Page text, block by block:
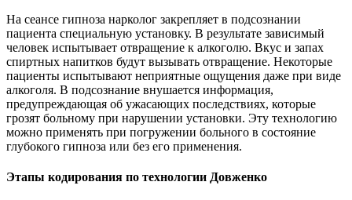
На сеансе гипноза нарколог закрепляет в подсознании
пациента специальную установку. В результате зависимый
человек испытывает отвращение к алкоголю. Вкус и запах
спиртных напитков будут вызывать отвращение. Некоторые
пациенты испытывают неприятные ощущения даже при виде
алкоголя. В подсознание внушается информация,
предупреждающая об ужасающих последствиях, которые
грозят больному при нарушении установки. Эту технологию
можно применять при погружении больного в состояние
глубокого гипноза или без его применения.
Этапы кодирования по технологии Довженко